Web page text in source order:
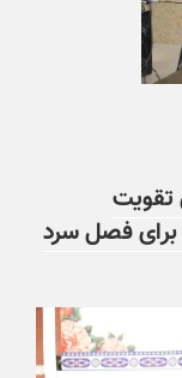
تقویت
برای فصل سرد